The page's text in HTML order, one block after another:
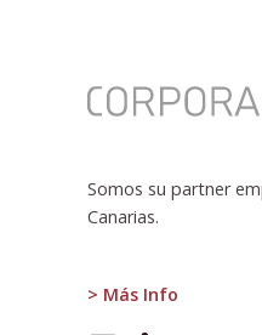
Somos su partner
Canarias.
> Más Info
Informe
de
1T